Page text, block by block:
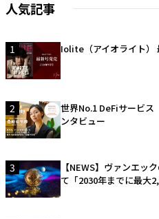
人気記事
1 Iolite（アイオライト）
2
世界No.1 DeFiサービ
ンタビュー
3
【NEWS】ヴァンエッ
て「2030年までに最大